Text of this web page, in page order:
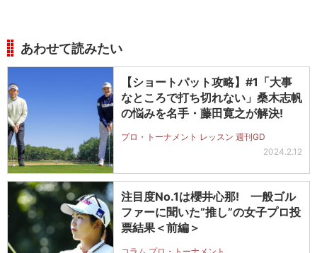
あわせて読みたい
【ショートパット攻略】#1「大事
なところで打ち切れない」桑木志帆
の悩みを名手・藤田寛之が解決!
プロ・トーナメント レッスン 週刊GD
2024.2.12
注目度No.1は櫻井心那! 一般ゴル
ファーに聞いた“推し”の女子プロ投
票結果＜前編＞